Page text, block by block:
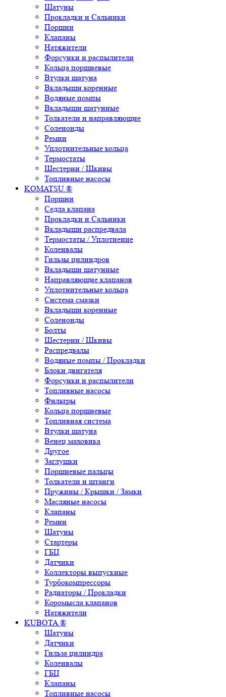
Шатуны
Прокладки и Сальники
Поршни
Клапаны
Натяжители
Форсунки и распылители
Кольца поршневые
Втулки шатуна
Вкладыши коренные
Водяные помпы
Вкладыши шатунные
Толкатели и направляющие
Соленоиды
Ремни
Уплотнительные кольца
Термостаты
Шестерни / Шкивы
Топливные насосы
KOMATSU ®
Поршни
Седла клапана
Прокладки и Сальники
Вкладыши распредвала
Термостаты / Уплотнение
Коленвалы
Гильзы цилиндров
Вкладыши шатунные
Направляющие клапанов
Уплотнительные кольца
Система смазки
Вкладыши коренные
Соленоиды
Болты
Шестерни / Шкивы
Распредвалы
Водяные помпы / Прокладки
Блоки двигателя
Форсунки и распылители
Топливные насосы
Фильтры
Кольца поршневые
Топливная система
Втулки шатуна
Венец маховика
Другое
Заглушки
Поршневые пальцы
Толкатели и штанги
Пружины / Крышки / Замки
Масляные насосы
Клапаны
Ремни
Шатуны
Стартеры
ГБЦ
Датчики
Коллекторы выпускные
Турбокомпрессоры
Радиаторы / Прокладки
Коромысла клапанов
Натяжители
KUBOTA ®
Шатуны
Датчики
Гильза цилиндра
Коленвалы
ГБЦ
Клапаны
Топливные насосы